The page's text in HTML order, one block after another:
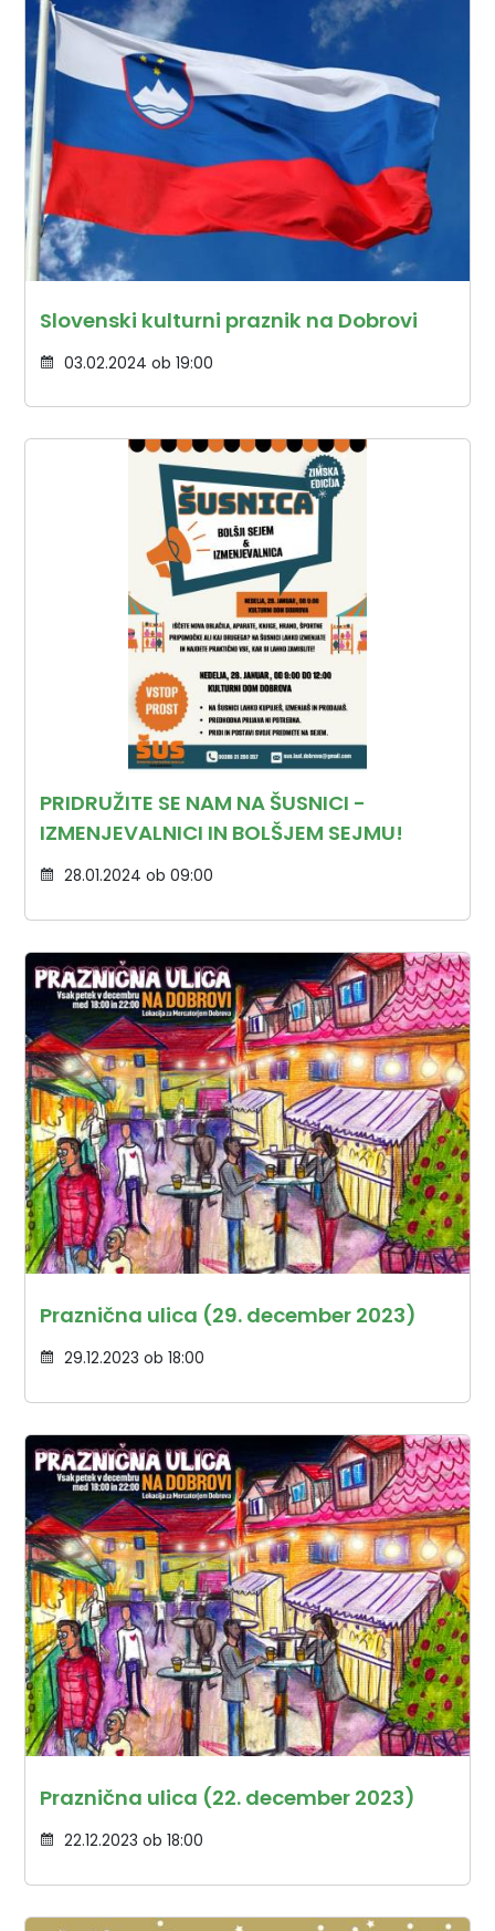
Slovenski kulturni praznik na Dobrovi
03.02.2024 ob 19:00
PRIDRUŽITE SE NAM NA ŠUSNICI -
IZMENJEVALNICI IN BOLŠJEM SEJMU!
28.01.2024 ob 09:00
Praznična ulica (29. december 2023)
29.12.2023 ob 18:00
Praznična ulica (22. december 2023)
22.12.2023 ob 18:00